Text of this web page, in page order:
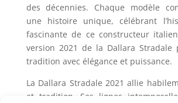
des décennies. Chaque modèle
une histoire unique, célébrant
fascinante de ce constructeur
version 2021 de la Dallara Stradale
tradition avec élégance et puissance.
La Dallara Stradale 2021 allie
et tradition. Ses lignes